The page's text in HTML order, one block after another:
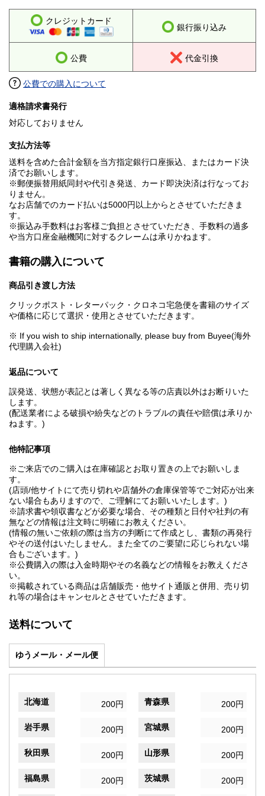
クレジットカード
銀行振り込み
公費 代金引換
公費での購入について
適格請求書発行
対応しておりません
支払方法等
送料を含めた合計金額を当方指定銀行口座振込、またはカード決
済でお願いします。
※郵便振替用紙同封や代引き発送、カード即決決済は行なってお
りません。
なお店舗でのカード払いは5000円以上からとさせていただきま
す。
※振込み手数料はお客様ご負担とさせていただき、手数料の過多
や当方口座金融機関に対するクレームは承りかねます。
書籍の購入について
商品引き渡し方法
クリックポスト・レターパック・クロネコ宅急便を書籍のサイズ
や価格に応じて選択・使用とさせていただきます。
※ If you wish to ship internationally, please buy from Buyee(海外
代理購入会社)
返品について
誤発送、状態が表記とは著しく異なる等の店責以外はお断りいた
します。
(配送業者による破損や紛失などのトラブルの責任や賠償は承りか
ねます。)
他特記事項
※ご来店でのご購入は在庫確認とお取り置きの上でお願いしま
す。
(店頭/他サイトにて売り切れや店舗外の倉庫保管等でご対応が出来
ない場合もありますので、ご理解にてお願いいたします。)
※請求書や領収書などが必要な場合、その種類と日付や社判の有
無などの情報は注文時に明確にお教えください。
(情報の無いご依頼の際は当方の判断にて作成とし、書類の再発行
やその送付はいたしません。また全てのご要望に応じられない場
合もございます。)
※公費購入の際は入金時期やその名義などの情報をお教えくださ
い。
※掲載されている商品は店舗販売・他サイト通販と併用、売り切
れ等の場合はキャンセルとさせていただきます。
送料について
ゆうメール・メール便
北海道 200円 青森県 200円
岩手県 200円 宮城県 200円
秋田県 200円 山形県 200円
福島県 200円 茨城県 200円